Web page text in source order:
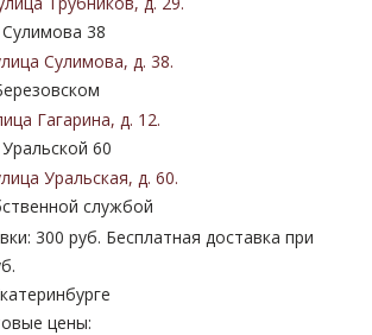
38
Сулимова, д. 38.
Гагарина, д. 12.
60
Уральская, д. 60.
службой
300 руб. Бесплатная доставка при
цены: